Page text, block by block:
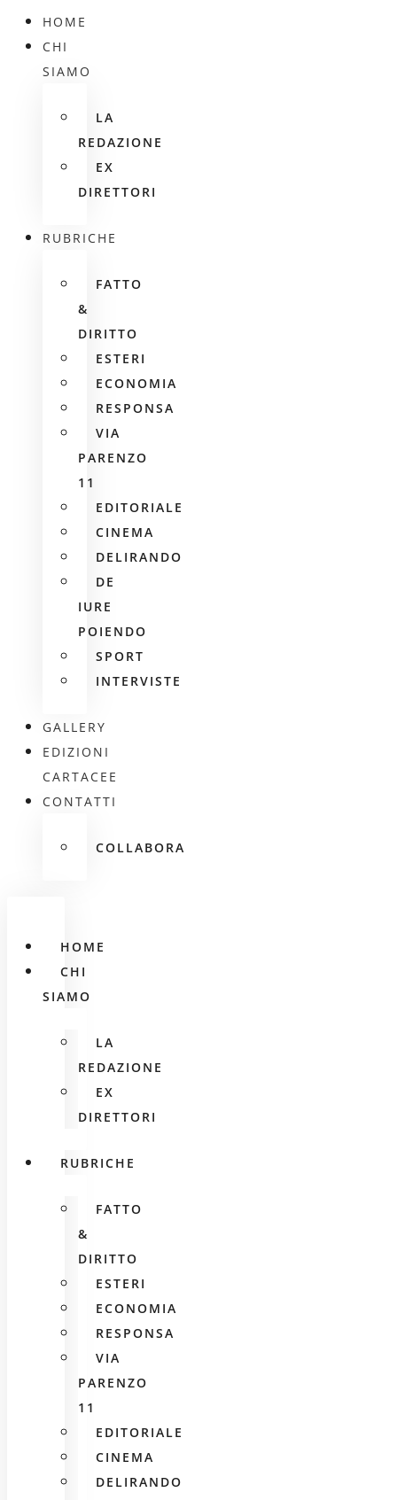
HOME
CHI
SIAMO
LA
REDAZIONE
EX
DIRETTORI
RUBRICHE
FATTO
&
DIRITTO
ESTERI
ECONOMIA
RESPONSA
VIA
PARENZO
11
EDITORIALE
CINEMA
DELIRANDO
DE
IURE
POIENDO
SPORT
INTERVISTE
GALLERY
EDIZIONI
CARTACEE
CONTATTI
COLLABORA
HOME
CHI
SIAMO
LA
REDAZIONE
EX
DIRETTORI
RUBRICHE
FATTO
&
DIRITTO
ESTERI
ECONOMIA
RESPONSA
VIA
PARENZO
11
EDITORIALE
CINEMA
DELIRANDO